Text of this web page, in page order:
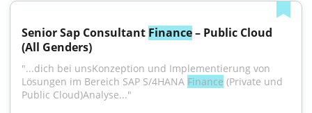
Senior Sap Consultant Finance – Public Cloud
(All Genders)
"...dich bei unsKonzeption und Implementierung von
Lösungen im Bereich SAP S/4HANA Finance (Private und
Public Cloud)Analyse..."